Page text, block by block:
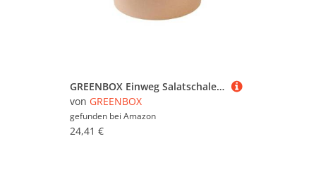
GREENBOX Einweg Salatschale Bio Einweggeschirr Suppen-Schale braun rund 700 ml I Kompostierbare Schalen Kraftkarton Verpackung mit PLA Innenbeschichtung I 50 Einweg-Schalen To Go Becher Salat
von GREENBOX
gefunden bei Amazon
24,41 €